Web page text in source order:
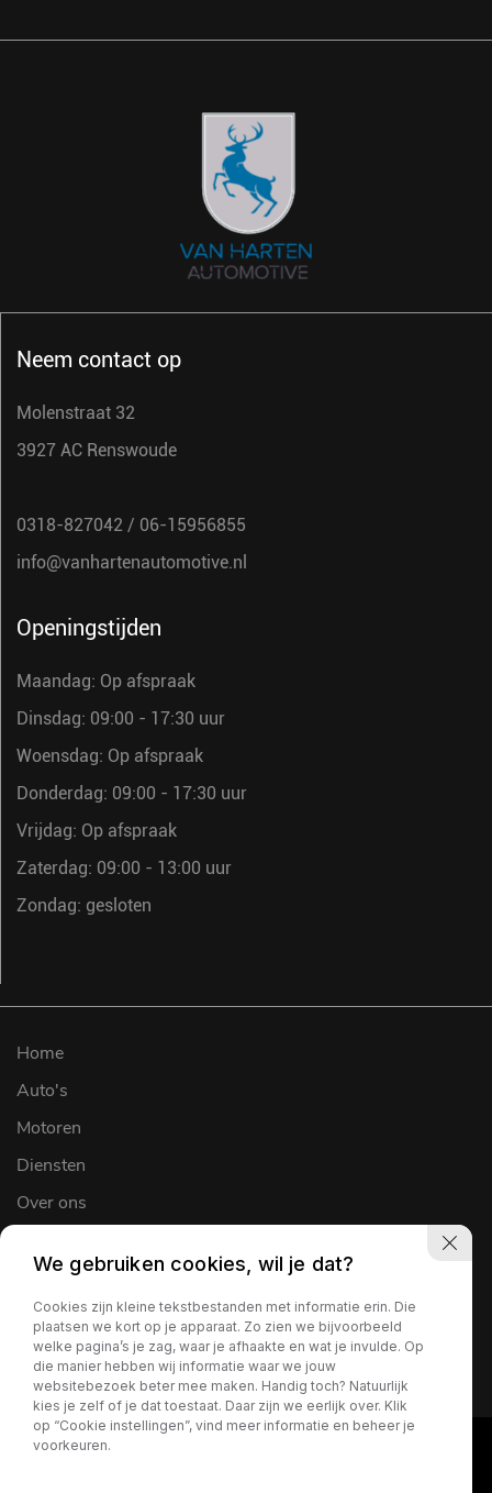
Neem contact op
Molenstraat 32
3927 AC Renswoude
0318-827042 / 06-15956855
info@vanhartenautomotive.nl
Openingstijden
Maandag: Op afspraak
Dinsdag: 09:00 - 17:30 uur
Woensdag: Op afspraak
Donderdag: 09:00 - 17:30 uur
Vrijdag: Op afspraak
Zaterdag: 09:00 - 13:00 uur
Zondag: gesloten
Home
Auto's
Motoren
Diensten
Over ons
Verkocht
Contact
We gebruiken cookies, wil je dat?
Cookies zijn kleine tekstbestanden met informatie erin. Die
plaatsen we kort op je apparaat. Zo zien we bijvoorbeeld
welke pagina’s je zag, waar je afhaakte en wat je invulde. Op
die manier hebben wij informatie waar we jouw
websitebezoek beter mee maken. Handig toch? Natuurlijk
kies je zelf of je dat toestaat. Daar zijn we eerlijk over. Klik
op “Cookie instellingen”, vind meer informatie en beheer je
voorkeuren.